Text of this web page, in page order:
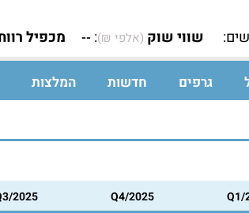
שווי שוק (אלפי ₪):
-- מכפיל
גרפים חדשות המלצות
Q1/
Q4/2025
2025